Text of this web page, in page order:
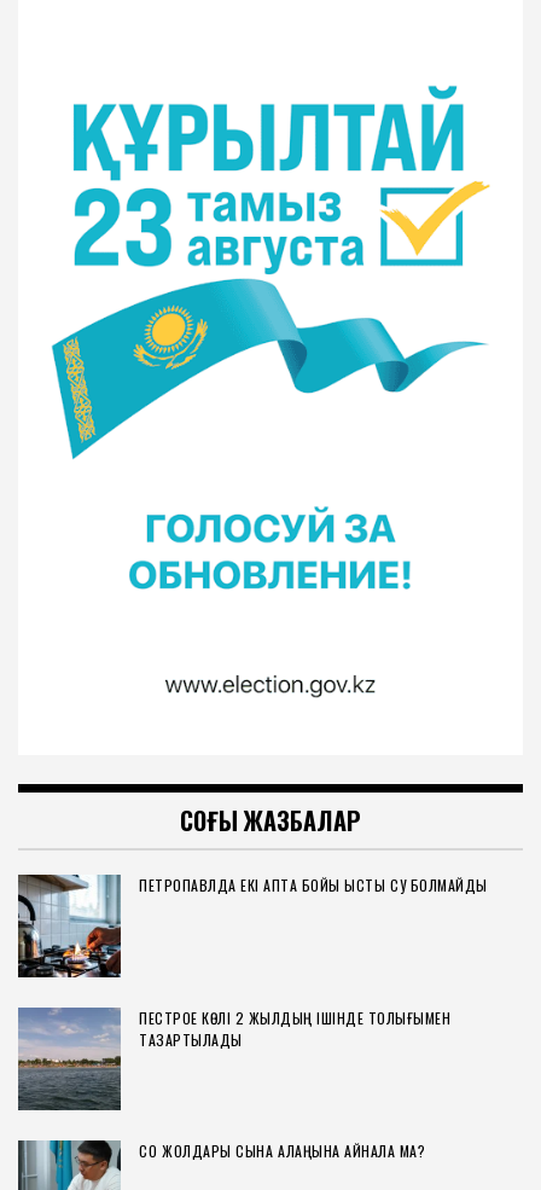
СОҢҒЫ ЖАЗБАЛАР
ПЕТРОПАВЛДА ЕКІ АПТА БОЙЫ ЫСТЫҚ СУ БОЛМАЙДЫ
ПЕСТРОЕ КӨЛІ 2 ЖЫЛДЫҢ ІШІНДЕ ТОЛЫҒЫМЕН
ТАЗАРТЫЛАДЫ
СҚО ЖОЛДАРЫ СЫНАҚ АЛАҢЫНА АЙНАЛА МА?